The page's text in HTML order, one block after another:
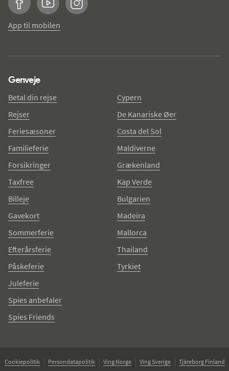
FacebookYouTubeInstagram
App til mobilen
Genveje
Betal din rejse
Rejser
Feriesæsoner
Familieferie
Forsikringer
Taxfree
Billeje
Gavekort
Sommerferie
Efterårsferie
Påskeferie
Juleferie
Spies anbefaler
Spies Friends
Cypern
De Kanariske Øer
Costa del Sol
Maldiverne
Grækenland
Kap Verde
Bulgarien
Madeira
Mallorca
Thailand
Tyrkiet
Cookiepolitik Persondatapolitik Ving Norge Ving Sverige
Tjäreborg Finland